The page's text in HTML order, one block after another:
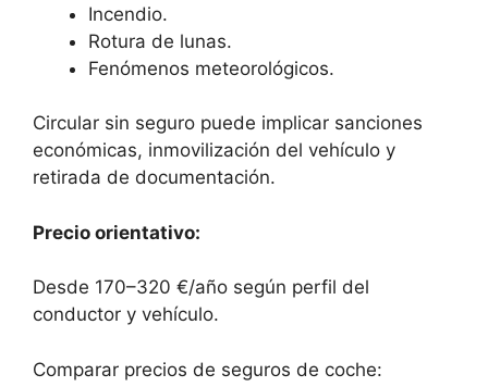
Incendio.
Rotura de lunas.
Fenómenos meteorológicos.
Circular sin seguro puede implicar sanciones
económicas, inmovilización del vehículo y
retirada de documentación.
Precio orientativo:
Desde 170–320 €/año según perfil del
conductor y vehículo.
Comparar precios de seguros de coche: